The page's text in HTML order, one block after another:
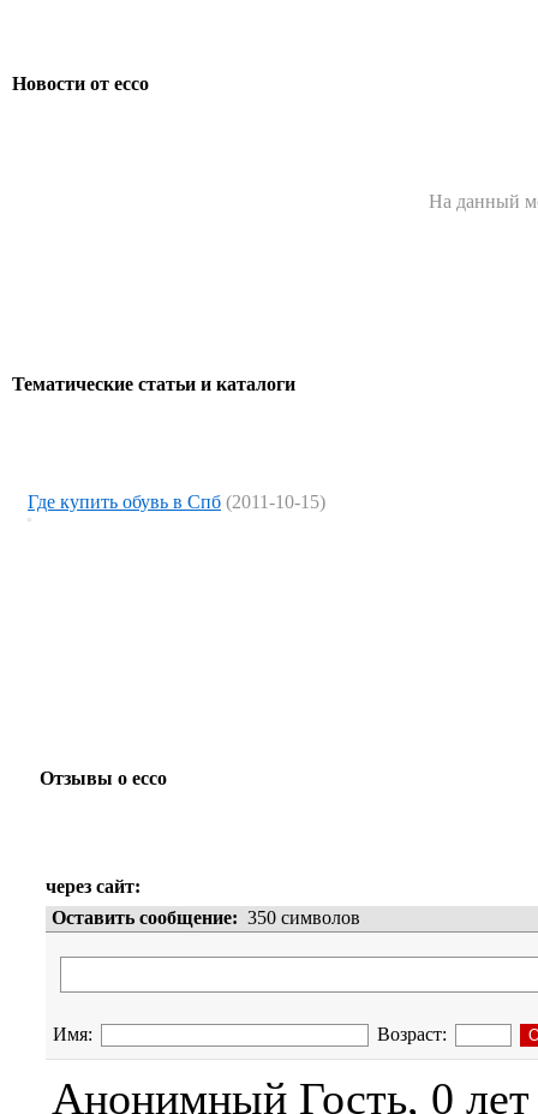
Новости от ecco
На данный
Тематические статьи и каталоги
Где купить обувь в Спб (2011-10-15)
Отзывы о ecco
через сайт:
Оставить сообщение: 350 символов
Имя: Возраст:
Анонимный Гость, 0 лет